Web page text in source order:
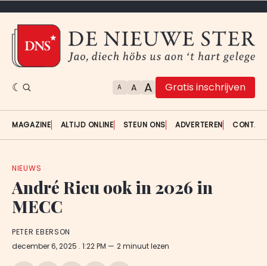
A A A Gratis inschrijven
MAGAZINE ALTIJD ONLINE STEUN ONS ADVERTEREN
NIEUWS
André Rieu ook in 2026 in
MECC
PETER EBERSON
december 6, 2025 . 1:22 PM 2 minuut lezen